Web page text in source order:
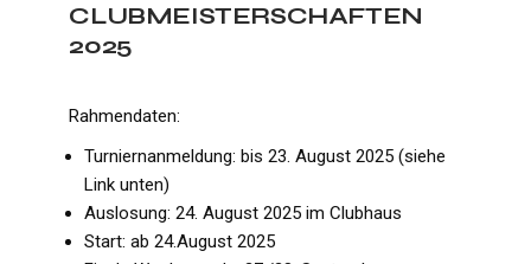
CLUBMEISTERSCHAFTEN
2025
Rahmendaten:
Turniernanmeldung: bis 23. August 2025 (siehe
Link unten)
Auslosung: 24. August 2025 im Clubhaus​
Start: ab 24.August 2025